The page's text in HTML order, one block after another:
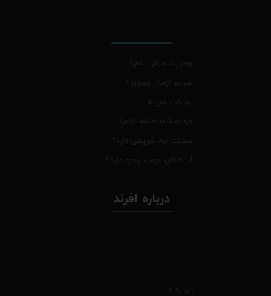
چطور سفارش بدم؟
شرایط ارسال چطوره؟
پرداخت هزینه
چرا به شما اعتماد کنم؟
ضمانت چه شرایطی داره؟
آیا امکان عودت وجود داره؟
درباره افرند
درباره ما